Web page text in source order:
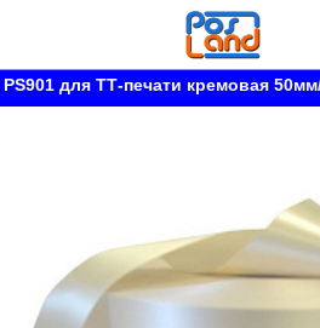
для ТТ-печати кремовая